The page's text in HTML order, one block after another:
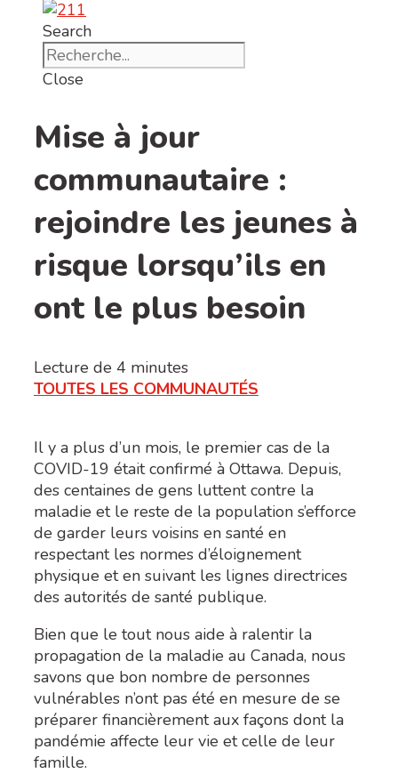
Search
Close
Mise à jour
communautaire :
rejoindre les jeunes à
risque lorsqu’ils en
ont le plus besoin
Lecture de 4 minutes
TOUTES LES COMMUNAUTÉS
Il y a plus d’un mois, le premier cas de la
COVID-19 était confirmé à Ottawa. Depuis,
des centaines de gens luttent contre la
maladie et le reste de la population s’efforce
de garder leurs voisins en santé en
respectant les normes d’éloignement
physique et en suivant les lignes directrices
des autorités de santé publique.
Bien que le tout nous aide à ralentir la
propagation de la maladie au Canada, nous
savons que bon nombre de personnes
vulnérables n’ont pas été en mesure de se
préparer financièrement aux façons dont la
pandémie affecte leur vie et celle de leur
famille.